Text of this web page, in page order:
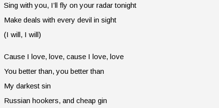
Sing with you, I’ll fly on your radar tonight
Make deals with every devil in sight
(I will, I will)
Cause I love, love, cause I love, love
You better than, you better than
My darkest sin
Russian hookers, and cheap gin